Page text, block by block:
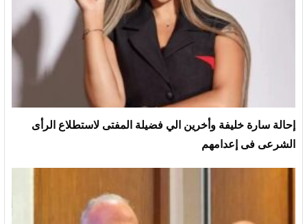
إحالة سارة خليفة وأخرين الي فضيلة المفتى لاستطلاع الرأى
الشرعى فى إعدامهم